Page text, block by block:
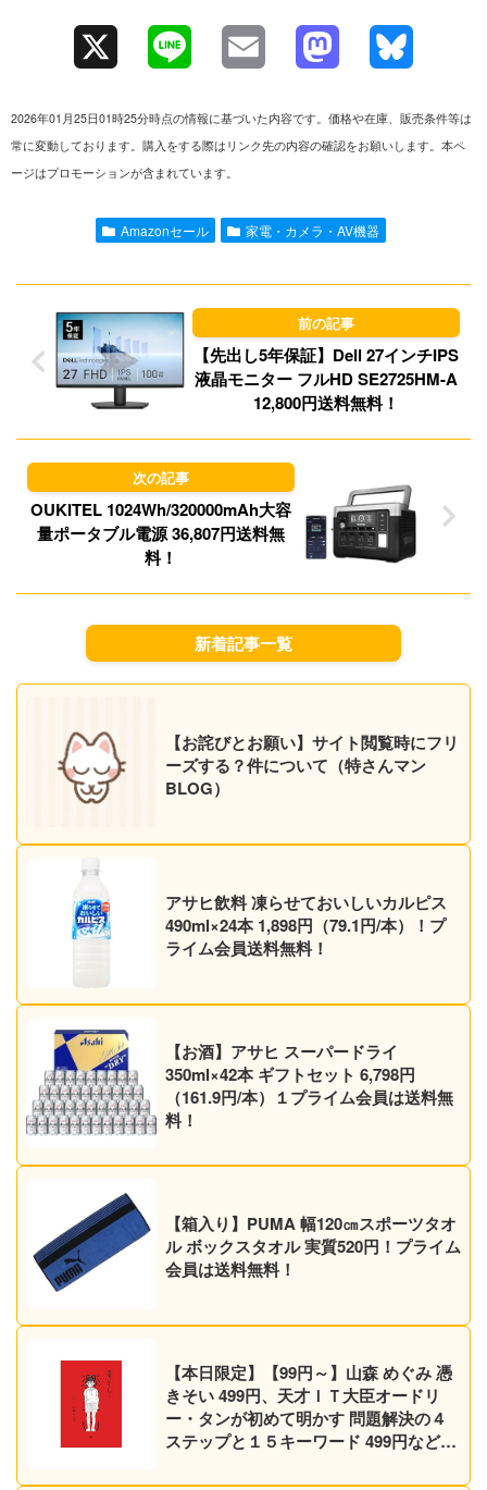
e
l o
o
n
y
2026年01月25日01時25分時点の情報に基づいた内容です。価格や在庫、販売条件等は
常に変動しております。購入をする際はリンク先の内容の確認をお願いします。本ペ
ージはプロモーションが含まれています。
Amazonセール 家電・カメラ・AV機器
【先出し5年保証】Dell 27インチIPS
液晶モニター フルHD SE2725HM-A
12,800円送料無料！
OUKITEL 1024Wh/320000mAh大容
量ポータブル電源 36,807円送料無
料！
新着記事一覧
【お詫びとお願い】サイト閲覧時にフリ
ーズする？件について（特さんマン
BLOG）
アサヒ飲料 凍らせておいしいカルピス
490ml×24本 1,898円（79.1円/本）！プ
ライム会員送料無料！
【お酒】アサヒ スーパードライ
350ml×42本 ギフトセット 6,798円
（161.9円/本）１プライム会員は送料無
料！
【箱入り】PUMA 幅120㎝スポーツタオ
ル ボックスタオル 実質520円！プライム
会員は送料無料！
【本日限定】【99円～】山森 めぐみ 憑
きそい 499円、天才ＩＴ大臣オードリ
ー・タンが初めて明かす 問題解決の４
ステップと１５キーワード 499円など30